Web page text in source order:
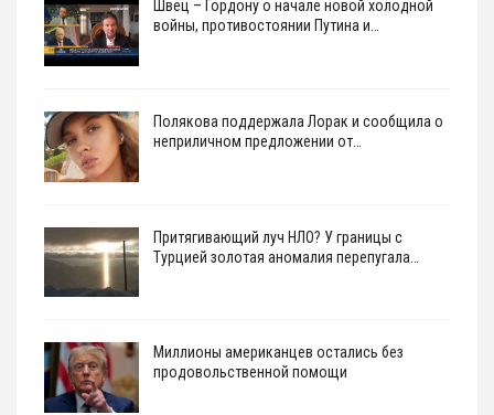
Швец – Гордону о начале новой холодной
войны, противостоянии Путина и…
Полякова поддержала Лорак и сообщила о
неприличном предложении от…
Притягивающий луч НЛО? У границы с
Турцией золотая аномалия перепугала…
Миллионы американцев остались без
продовольственной помощи